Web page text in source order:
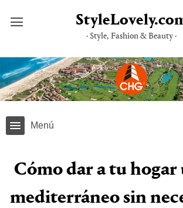
contenido
· Style, Fashion & Beauty ·
Menú
Cómo dar a tu hogar
mediterráneo sin